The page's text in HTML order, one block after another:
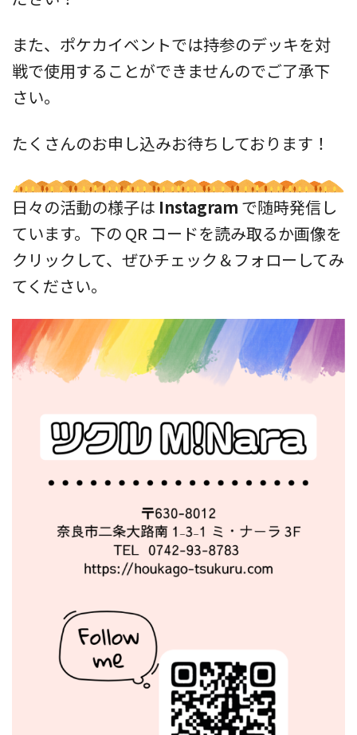
また、ポケカイベントでは持参のデッキを対
戦で使用することができませんのでご了承下
さい。
たくさんのお申し込みお待ちしております！
日々の活動の様子は Instagram で随時発信し
ています。下の QR コードを読み取るか画像を
クリックして、ぜひチェック＆フォローしてみ
てください。